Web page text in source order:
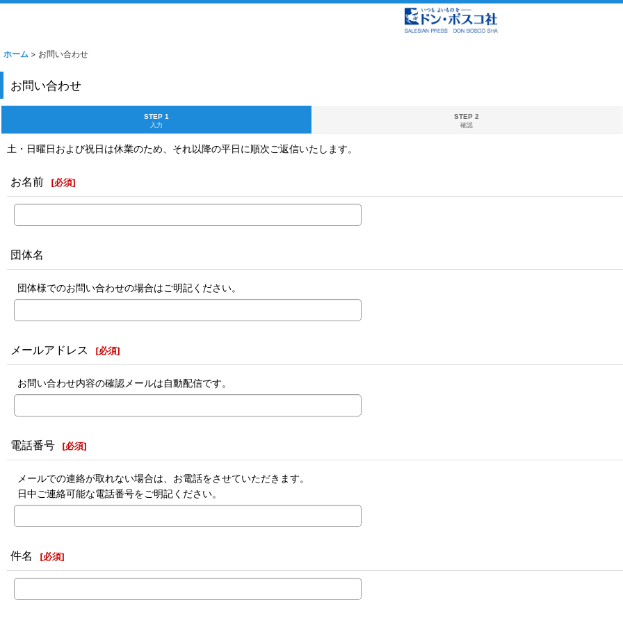
ホーム > お問い合わせ
お問い合わせ
STEP 1
入力
STEP 2
確認
土・日曜日および祝日は休業のため、それ以降の平日に順次ご返信いたします。
お名前 [必須]
団体名
団体様でのお問い合わせの場合はご明記ください。
メールアドレス [必須]
お問い合わせ内容の確認メールは自動配信です。
電話番号 [必須]
メールでの連絡が取れない場合は、お電話をさせていただきます。
日中ご連絡可能な電話番号をご明記ください。
件名 [必須]